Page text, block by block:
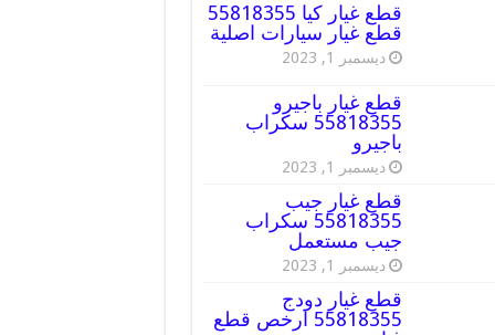
قطع غيار كيا 55818355
قطع غيار سيارات اصلية
ديسمبر 1, 2023
قطع غيار باجيرو
55818355 سكراب
باجيرو
ديسمبر 1, 2023
قطع غيار جيب
55818355 سكراب
جيب مستعمل
ديسمبر 1, 2023
قطع غيار دودج
55818355 ارخص قطع